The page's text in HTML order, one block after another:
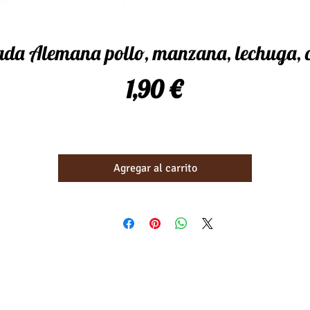
Alemana pollo, manzana, lechuga,
1,90 €Precio
Agregar al carrito